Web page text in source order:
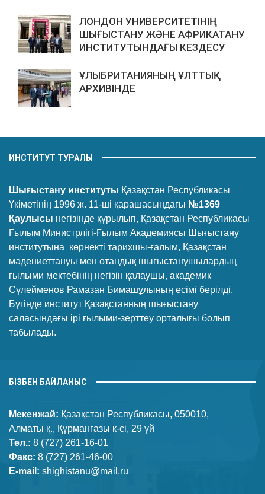
ЛОНДОН УНИВЕРСИТЕТІНІҢ
ШЫҒЫСТАНУ ЖӘНЕ АФРИКАТАНУ
ИНСТИТУТЫНДАҒЫ КЕЗДЕСУ
ҰЛЫБРИТАНИЯНЫҢ ҰЛТТЫҚ
АРХИВІНДЕ
ИНСТИТУТ ТУРАЛЫ
Шығыстану институты Қазақстан Республикасы
Үкіметінің 1996 ж. 11-ші қарашасындағы №1369
Қаулысы негізінде құрылып, Қазақстан Республикасы
Ғылым Министрлігі-Ғылым Академиясы Шығыстану
институтына көрнекті тарихшы-ғалым, Қазақстан
мәдениеттануы мен отандық шығыстанушылардың
ғылыми мектебінің негізін қалаушы, академик
Сүлейменов Рамазан Бимашұлының есімі берілді.
Бүгінде институт Қазақстанның шығыстану
саласындағы ірі ғылыми-зерттеу орталығы болып
табылады.
БІЗБЕН БАЙЛАНЫС
Мекенжай: Қазақстан Республикасы, 050010,
Алматы қ., Құрманғазы к-сі, 29 үй
Тел.: 8 (727) 261-16-01
Факс: 8 (727) 261-46-00
E-mail: shighistanu@mail.ru